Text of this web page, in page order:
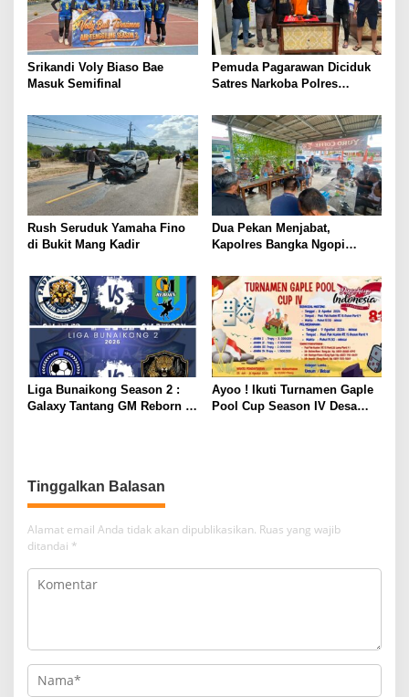
Srikandi Voly Biaso Bae
Masuk Semifinal
Pemuda Pagarawan Diciduk
Satres Narkoba Polres
Rush Seruduk Yamaha Fino
di Bukit Mang Kadir
Dua Pekan Menjabat,
Kapolres Bangka Ngopi
Liga Bunaikong Season 2 :
Galaxy Tantang GM Reborn di
Ayoo ! Ikuti Turnamen Gaple
Pool Cup Season IV Desa
Tinggalkan Balasan
Alamat email Anda tidak akan dipublikasikan. Ruas yang wajib
ditandai *